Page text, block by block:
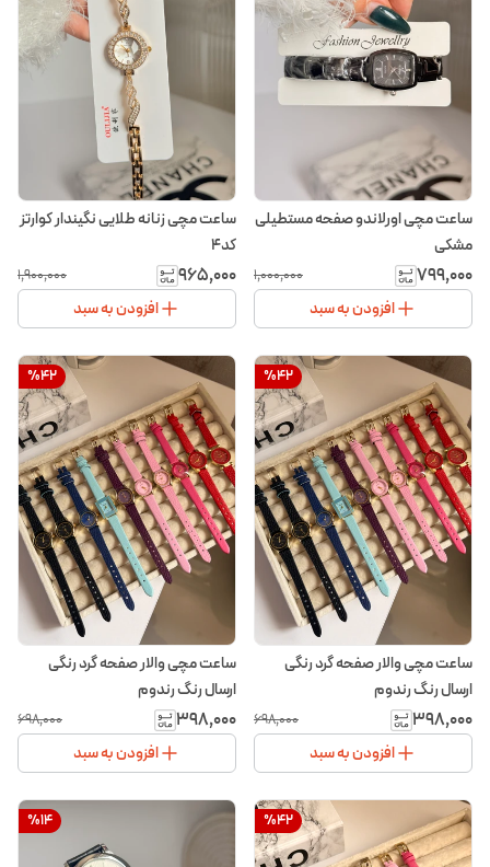
ساعت مچی اورلاندو صفحه مستطیلی
مشکی
۷۹۹٬۰۰۰ ۱٬۰۰۰٬۰۰۰
افزودن به سبد
ساعت مچی زنانه طلایی نگیندار کوارتز
کد۴
۹۶۵٬۰۰۰ ۱٬۹۰۰٬۰۰۰
افزودن به سبد
%42
ساعت مچی والار صفحه گرد رنگی
ارسال رنگ رندوم
۳۹۸٬۰۰۰ ۶۹۸٬۰۰۰
افزودن به سبد
%42
ساعت مچی والار صفحه گرد رنگی
ارسال رنگ رندوم
۳۹۸٬۰۰۰ ۶۹۸٬۰۰۰
افزودن به سبد
%42
%14